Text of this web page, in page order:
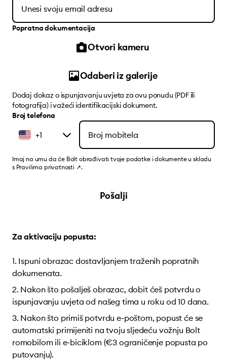
Popratna dokumentacija
Otvori kameru
Odaberi iz galerije
Dodaj dokaz o ispunjavanju uvjeta za ovu ponudu (PDF ili
fotografija) i važeći identifikacijski dokument.
Broj telefona
+1
Imaj na umu da će Bolt obrađivati tvoje podatke i dokumente u skladu
s Pravilima privatnosti ↗.
Pošalji
Za aktivaciju popusta:
Ispuni obrazac dostavljanjem traženih popratnih
dokumenata.
Nakon što pošalješ obrazac, dobit ćeš potvrdu o
ispunjavanju uvjeta od našeg tima u roku od 10 dana.
Nakon što primiš potvrdu e-poštom, popust će se
automatski primijeniti na tvoju sljedeću vožnju Bolt
romobilom ili e-biciklom (€3 ograničenje popusta po
putovanju).